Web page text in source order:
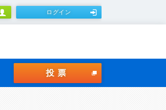
ログイン
投票